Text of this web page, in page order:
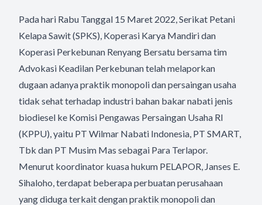
Pada hari Rabu Tanggal 15 Maret 2022, Serikat Petani
Kelapa Sawit (SPKS), Koperasi Karya Mandiri dan
Koperasi Perkebunan Renyang Bersatu bersama tim
Advokasi Keadilan Perkebunan telah melaporkan
dugaan adanya praktik monopoli dan persaingan usaha
tidak sehat terhadap industri bahan bakar nabati jenis
biodiesel ke Komisi Pengawas Persaingan Usaha RI
(KPPU), yaitu PT Wilmar Nabati Indonesia, PT SMART,
Tbk dan PT Musim Mas sebagai Para Terlapor.
Menurut koordinator kuasa hukum PELAPOR, Janses E.
Sihaloho, terdapat beberapa perbuatan perusahaan
yang diduga terkait dengan praktik monopoli dan